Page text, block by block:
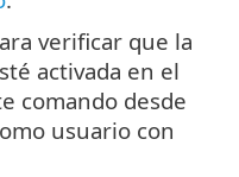
verificar que la
activada en el
comando desde
usuario con